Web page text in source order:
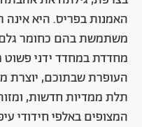
האמנות בפריס. היא אינה
משתמשת בהם כחומר גלם
מחדדת במחדד ידני
העופרת שבתוכם, יוצרת
תלת ממדיות חדשות,
המצופים באלפי חידודי